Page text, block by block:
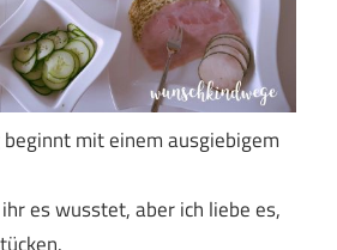
mit einem ausgiebigem
es wusstet, aber ich liebe es,